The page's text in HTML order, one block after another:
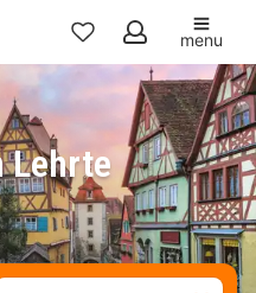
Mijn
favorieten
menu
Lehrte